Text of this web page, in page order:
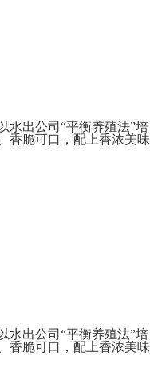
水出公司“平衡养殖法”培
香脆可口，配上香浓美味
水出公司“平衡养殖法”培
香脆可口，配上香浓美味